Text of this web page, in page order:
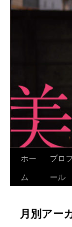
コホー
ム
プロ
ール
月別アー